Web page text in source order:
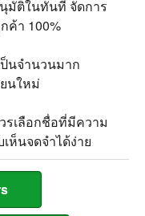
มัติในทันที จัดการ
ค้า 100%
นจำนวนมาก
นใหม่
รเลือกชื่อที่มีความ
ห็นจดจำได้ง่าย